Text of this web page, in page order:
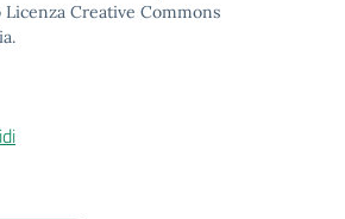
Creative Commons